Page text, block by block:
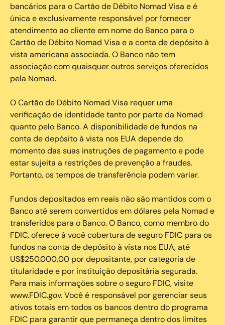
bancários para o Cartão de Débito Nomad Visa e é
única e exclusivamente responsável por fornecer
atendimento ao cliente em nome do Banco para o
Cartão de Débito Nomad Visa e a conta de depósito à
vista americana associada. O Banco não tem
associação com quaisquer outros serviços oferecidos
pela Nomad.
O Cartão de Débito Nomad Visa requer uma
verificação de identidade tanto por parte da Nomad
quanto pelo Banco. A disponibilidade de fundos na
conta de depósito à vista nos EUA depende do
momento das suas instruções de pagamento e pode
estar sujeita a restrições de prevenção a fraudes.
Portanto, os tempos de transferência podem variar.
Fundos depositados em reais não são mantidos com o
Banco até serem convertidos em dólares pela Nomad e
transferidos para o Banco. O Banco, como membro do
FDIC, oferece à você cobertura de seguro FDIC para os
fundos na conta de depósito à vista nos EUA, até
US$250.000,00 por depositante, por categoria de
titularidade e por instituição depositária segurada.
Para mais informações sobre o seguro FDIC, visite
www.FDIC.gov. Você é responsável por gerenciar seus
ativos totais em todos os bancos dentro do programa
FDIC para garantir que permaneça dentro dos limites